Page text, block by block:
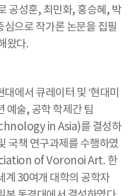
공성훈, 최민화, 홍승혜, 박
으로 작가론 논문을 집필
왔다.
에서 큐레이터 및 ‘현대미
예술, 공학 학제간 팀
in Asia)를 결성하
국책 연구과제를 수행하였
of Voronoi Art. 한
계 30여개 대학의 공학자